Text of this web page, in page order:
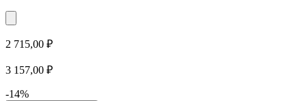
2 715,00 ₽
3 157,00 ₽
-14%